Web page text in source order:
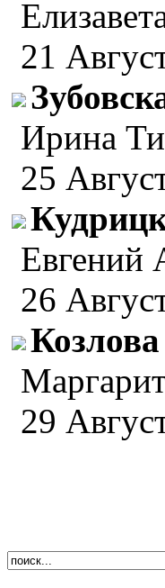
21
Ирина
25
Евгений
26
Козлова
29